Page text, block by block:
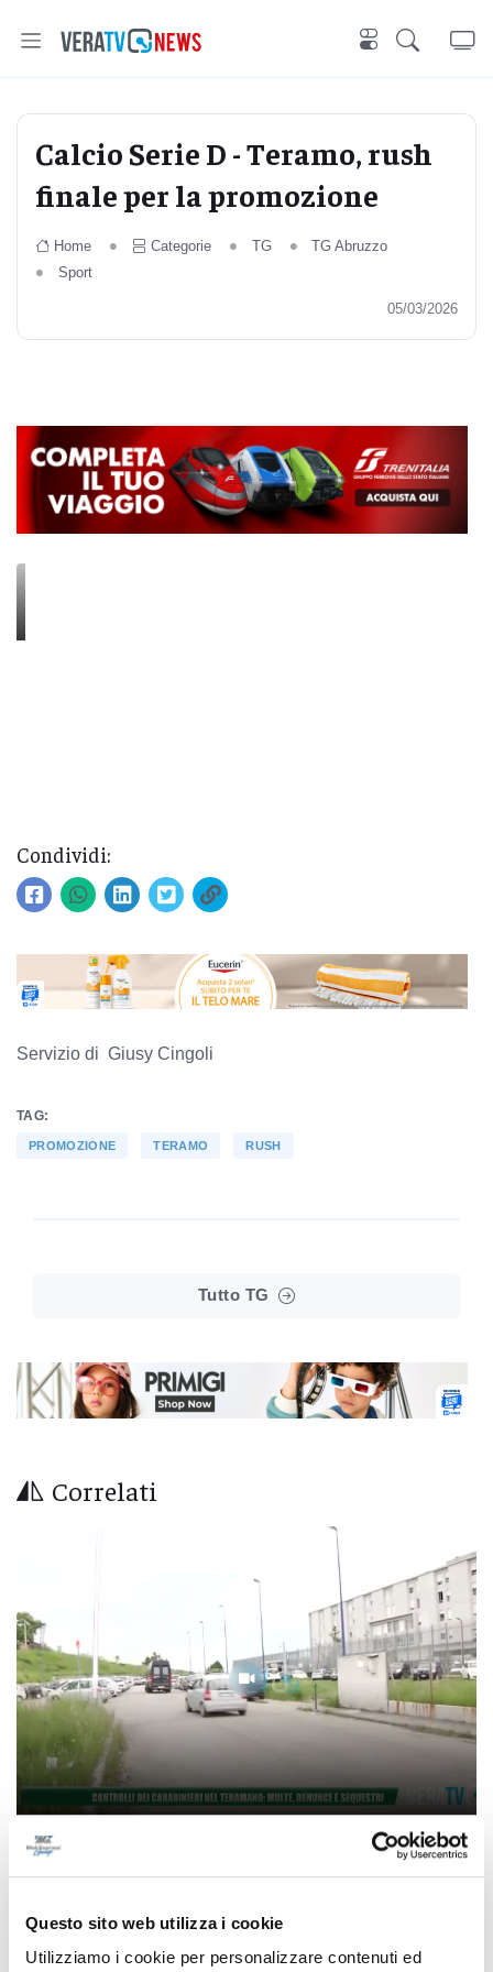
Questo sito web utilizza i cookie
Utilizziamo i cookie per personalizzare contenuti ed
Calcio Serie D - Teramo, rush
finale per la promozione
Home Categorie TG
TG Abruzzo
Sport
05/03/2026
Condividi:
Servizio di Giusy Cingoli
TAG:
PROMOZIONE TERAMO RUSH
Tutto TG
Correlati
Controlli dei carabinieri nel Teramano:
06/08/2026